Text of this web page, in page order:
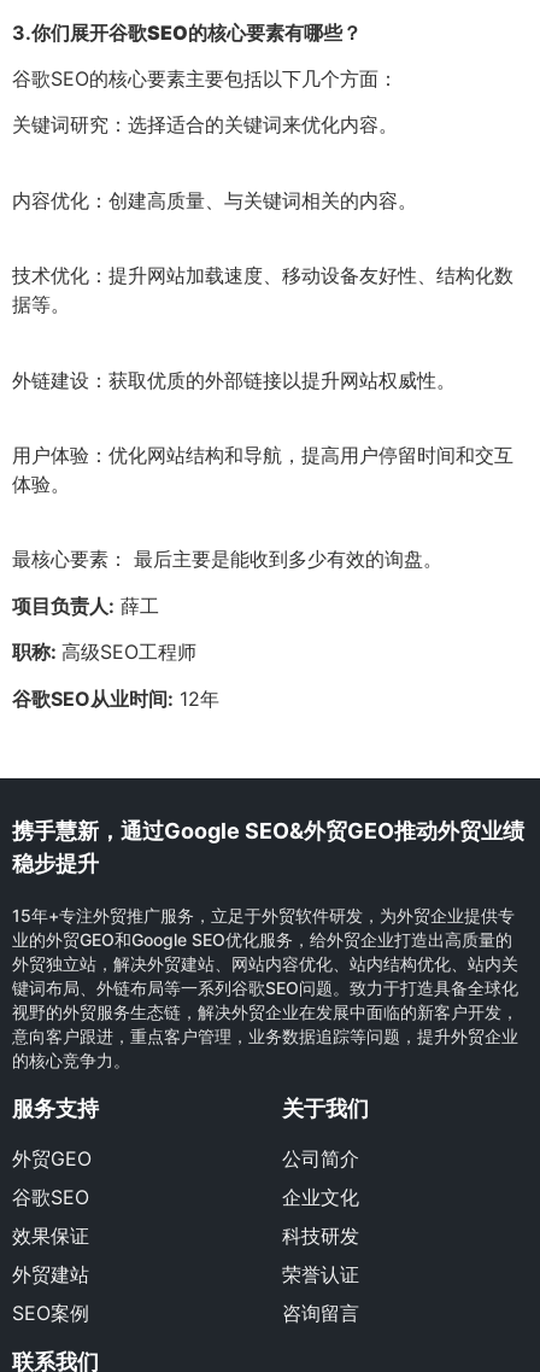
3.你们展开谷歌SEO的核心要素有哪些？
谷歌SEO的核心要素主要包括以下几个方面：
关键词研究：选择适合的关键词来优化内容。
内容优化：创建高质量、与关键词相关的内容。
技术优化：提升网站加载速度、移动设备友好性、结构化数
据等。
外链建设：获取优质的外部链接以提升网站权威性。
用户体验：优化网站结构和导航，提高用户停留时间和交互
体验。
最核心要素： 最后主要是能收到多少有效的询盘。
项目负责人: 薛工
职称: 高级SEO工程师
谷歌SEO从业时间: 12年
携手慧新，通过Google SEO&外贸GEO推动外贸业绩
稳步提升
15年+专注外贸推广服务，立足于外贸软件研发，为外贸企业提供专
业的外贸GEO和Google SEO优化服务，给外贸企业打造出高质量的
外贸独立站，解决外贸建站、网站内容优化、站内结构优化、站内关
键词布局、外链布局等一系列谷歌SEO问题。致力于打造具备全球化
视野的外贸服务生态链，解决外贸企业在发展中面临的新客户开发，
意向客户跟进，重点客户管理，业务数据追踪等问题，提升外贸企业
的核心竞争力。
服务支持
外贸GEO
谷歌SEO
效果保证
外贸建站
SEO案例
关于我们
公司简介
企业文化
科技研发
荣誉认证
咨询留言
联系我们